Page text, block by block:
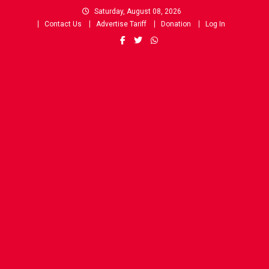
Saturday, August 08, 2026
Contact Us
Advertise Tariff Donation Log In